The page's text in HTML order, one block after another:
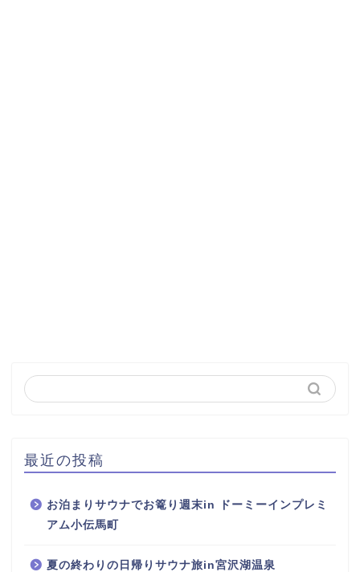
最近の投稿
お泊まりサウナでお篭り週末in ドーミーインプレミ
アム小伝馬町
夏の終わりの日帰りサウナ旅in宮沢湖温泉